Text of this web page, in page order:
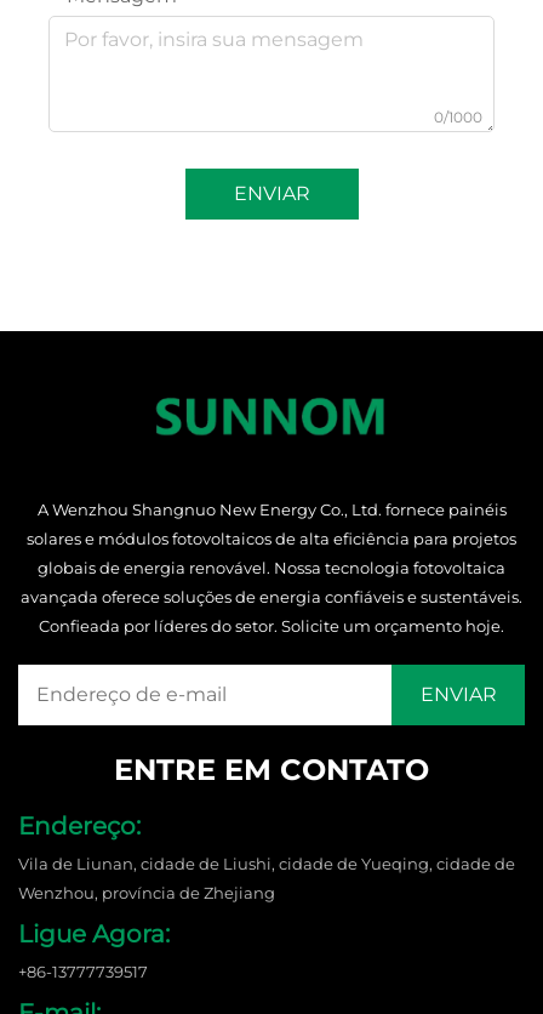
0/1000
ENVIAR
A Wenzhou Shangnuo New Energy Co., Ltd. fornece painéis
solares e módulos fotovoltaicos de alta eficiência para projetos
globais de energia renovável. Nossa tecnologia fotovoltaica
avançada oferece soluções de energia confiáveis e sustentáveis.
Confieada por líderes do setor. Solicite um orçamento hoje.
ENTRE EM CONTATO
Endereço:
Vila de Liunan, cidade de Liushi, cidade de Yueqing, cidade de
Wenzhou, província de Zhejiang
Ligue Agora:
+86-13777739517